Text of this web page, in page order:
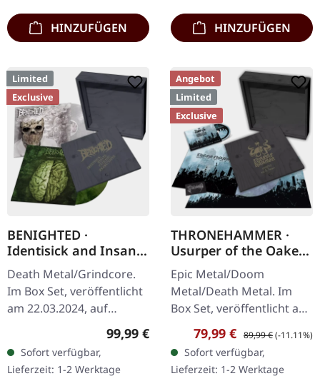
HINZUFÜGEN
schweren Cover…
HINZUFÜGEN
Limited
Exclusive
BENIGHTED ·
Identisick and Insane
Cephalic Production |
INSANE WOODEN
BOXSET
Death Metal/Grindcore.
Im Box Set, veröffentlicht
am 22.03.2024, auf
Supreme Chaos Records.
Schwere graue Holzbox
mit den Alben 'Identisick'
und…
Regulärer Preis:
99,99 €
Sofort verfügbar,
Lieferzeit: 1-2 Werktage
Angebot
Limited
Exclusive
THRONEHAMMER ·
Usurper of the Oaken
Throne | WOODEN LP
BOX SET
Epic Metal/Doom
Metal/Death Metal. Im
Box Set, veröffentlicht am
08.03.2024, auf Supreme
Chaos Records. Ultra
schwere, handgearbeitete
Holzbox mit…
Verkaufspreis:
79,99 € Regulärer Preis:
89,99 €(-11.11%)
Sofort verfügbar,
Lieferzeit: 1-2 Werktage